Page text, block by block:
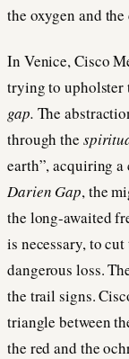
the oxygen and
In Venice, Cisco
trying to
gap. The
through the
earth”, acquiring
Darien Gap, the
the long-awaited
is necessary, to
dangerous loss.
the trail signs.
triangle between
the red and the